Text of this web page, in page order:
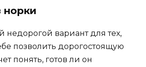
норки
недорогой вариант для тех,
позволить дорогостоящую
понять, готов ли он